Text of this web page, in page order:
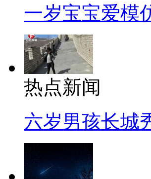
一岁宝宝爱模
热点新闻
六岁男孩长城